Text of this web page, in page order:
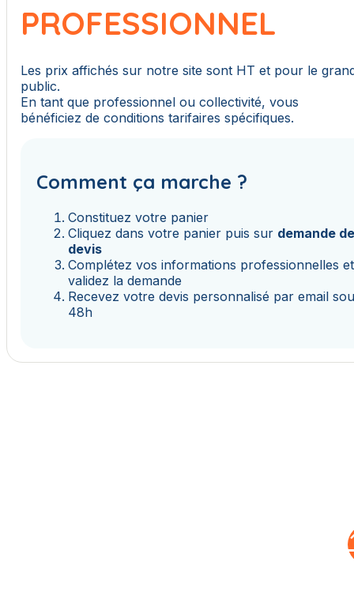
PROFESSIONNEL
Les prix affichés sur notre site sont HT et pour le
public.
En tant que professionnel ou collectivité, vous
bénéficiez de conditions tarifaires spécifiques.
Comment ça marche ?
Constituez votre panier
Cliquez dans votre panier puis sur demande
devis
Complétez vos informations professionnelles et
validez la demande
Recevez votre devis personnalisé par email
48h